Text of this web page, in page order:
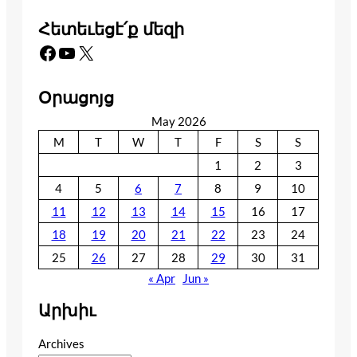
Հետեւեցէ՛ք մեզի
Facebook YouTube X
Օրացոյց
May 2026
M
T W T F S
S
1
2
3
4
5 6 7 8 9
10
11
12 13 14 15 16
17
18
19 20 21 22 23
24
25
26 27 28 29 30
31
« Apr
Jun »
Արխիւ
Archives